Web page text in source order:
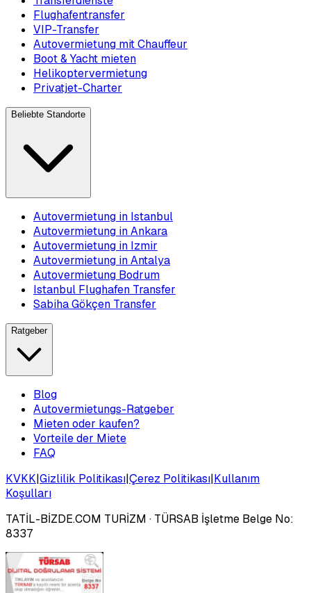
Flughafentransfer
VIP-Transfer
Autovermietung mit Chauffeur
Boot & Yacht mieten
Helikoptervermietung
Privatjet-Charter
Beliebte Standorte
Autovermietung in Istanbul
Autovermietung in Ankara
Autovermietung in Izmir
Autovermietung in Antalya
Autovermietung Bodrum
Istanbul Flughafen Transfer
Sabiha Gökçen Transfer
Ratgeber
Blog
Autovermietungs-Ratgeber
Mieten oder kaufen?
Vorteile der Miete
FAQ
KVKK|Gizlilik Politikası|Çerez Politikası|Kullanım
Koşulları
TATİL-BİZDE.COM TURİZM · TÜRSAB İşletme Belge No:
8337